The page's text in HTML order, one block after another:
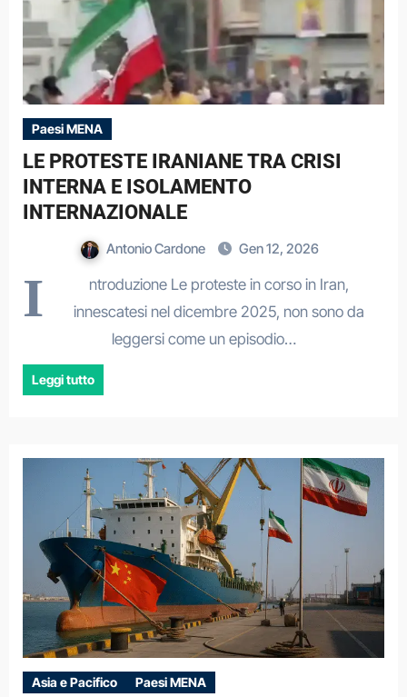
Paesi MENA
LE PROTESTE IRANIANE TRA CRISI
INTERNA E ISOLAMENTO
INTERNAZIONALE
Antonio Cardone Gen 12, 2026
I
ntroduzione Le proteste in corso in Iran,
innescatesi nel dicembre 2025, non sono da
leggersi come un episodio…
Leggi tutto
Asia e Pacifico Paesi MENA